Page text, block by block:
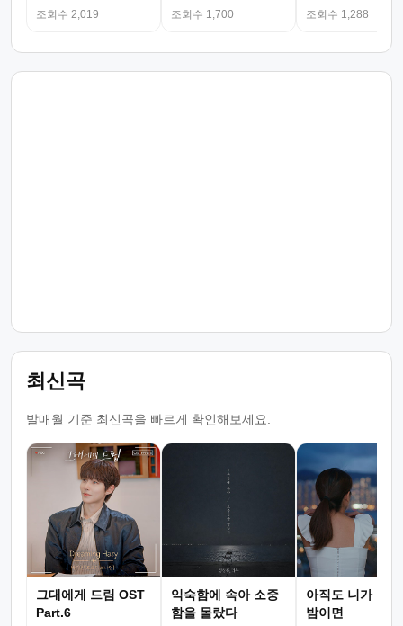
조회수 2,019
조회수 1,700
조회수 1,288
최신곡
발매월 기준 최신곡을 빠르게 확인해보세요.
그대에게 드림 OST
Part.6
익숙함에 속아 소중
함을 몰랐다
아직도 니가 그
밤이면